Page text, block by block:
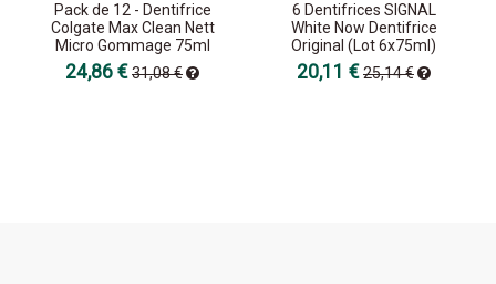
Pack de 12 - Dentifrice
Colgate Max Clean Nett
Micro Gommage 75ml
24,86 €31,08 €
6 Dentifrices SIGNAL
White Now Dentifrice
Original (Lot 6x75ml)
20,11 €25,14 €